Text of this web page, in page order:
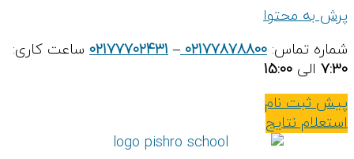
02177878800
–
02177702431ساعت کاری: